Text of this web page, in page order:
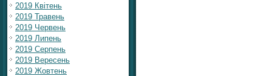
2019 Квітень
2019 Травень
2019 Червень
2019 Липень
2019 Серпень
2019 Вересень
2019 Жовтень